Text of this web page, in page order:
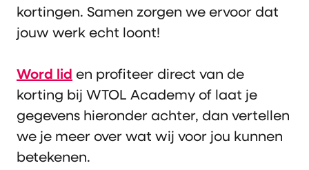
kortingen. Samen zorgen we ervoor dat
jouw werk echt loont!
Word lid en profiteer direct van de
korting bij WTOL Academy of laat je
gegevens hieronder achter, dan vertellen
we je meer over wat wij voor jou kunnen
betekenen.